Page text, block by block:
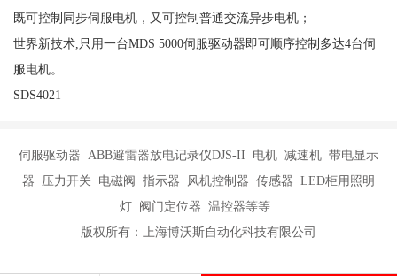
既可控制同步伺服电机，又可控制普通交流异步电机；
世界新技术,只用一台MDS 5000伺服驱动器即可顺序控制多达4台伺
服电机。
SDS4021
伺服驱动器 ABB避雷器放电记录仪DJS-II 电机 减速机 带电显示
器 压力开关 电磁阀 指示器 风机控制器 传感器 LED柜用照明
灯 阀门定位器 温控器等等
版权所有：上海博沃斯自动化科技有限公司